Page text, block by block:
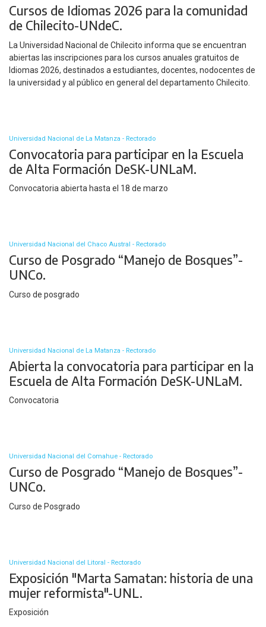
Cursos de Idiomas 2026 para la comunidad
de Chilecito-UNdeC.
La Universidad Nacional de Chilecito informa que se encuentran
abiertas las inscripciones para los cursos anuales gratuitos de
Idiomas 2026, destinados a estudiantes, docentes, nodocentes de
la universidad y al público en general del departamento Chilecito.
Universidad Nacional de La Matanza - Rectorado
Convocatoria para participar en la Escuela
de Alta Formación DeSK-UNLaM.
Convocatoria abierta hasta el 18 de marzo
Universidad Nacional del Chaco Austral - Rectorado
Curso de Posgrado “Manejo de Bosques”-
UNCo.
Curso de posgrado
Universidad Nacional de La Matanza - Rectorado
Abierta la convocatoria para participar en la
Escuela de Alta Formación DeSK-UNLaM.
Convocatoria
Universidad Nacional del Comahue - Rectorado
Curso de Posgrado “Manejo de Bosques”-
UNCo.
Curso de Posgrado
Universidad Nacional del Litoral - Rectorado
Exposición "Marta Samatan: historia de una
mujer reformista"-UNL.
Exposición